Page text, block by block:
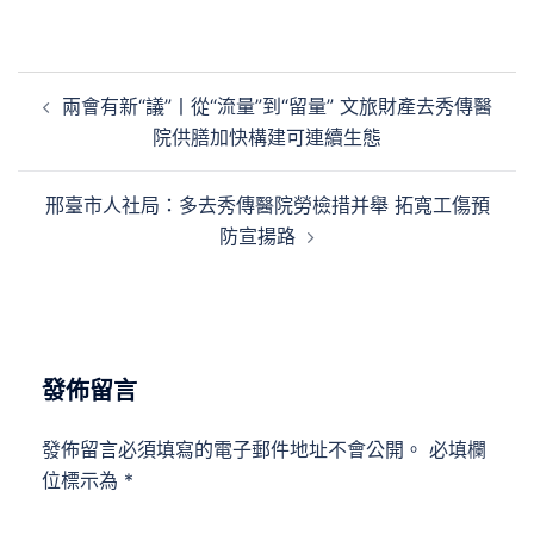
章
兩會有新“議”丨從“流量”到“留量” 文旅財產去秀傳醫
院供膳加快構建可連續生態
邢臺市人社局：多去秀傳醫院勞檢措并舉 拓寬工傷預
防宣揚路
發佈留言
發佈留言必須填寫的電子郵件地址不會公開。 必填欄
位標示為 *